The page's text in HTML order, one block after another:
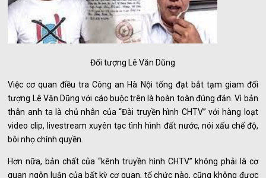
Đối tượng Lê Văn Dũng
Việc cơ quan điều tra Công an Hà Nội tống đạt bắt tạm giam đối
tượng Lê Văn Dũng với cáo buộc trên là hoàn toàn đúng đắn. Vì bản
thân anh ta là chủ nhân của “Đài truyền hình CHTV” với hàng loạt
video clip, livestream xuyên tạc tình hình đất nước, nói xấu chế độ,
bôi nhọ chính quyền.
Hơn nữa, bản chất của “kênh truyền hình CHTV” không phải là cơ
quan ngôn luận của bất kỳ cơ quan, tổ chức nào, cũng không được